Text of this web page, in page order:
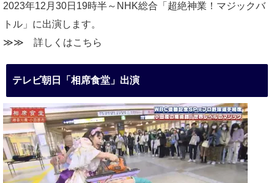
2023年12月30日19時半～NHK総合「超絶神業！マジックバ
トル」に出演します。
≫≫ 詳しくはこちら
テレビ朝日「相席食堂」出演